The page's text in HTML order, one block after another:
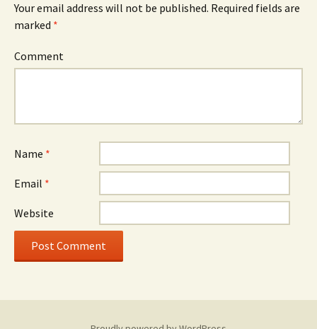
Your email address will not be published. Required fields are
marked *
Comment
Name *
Email *
Website